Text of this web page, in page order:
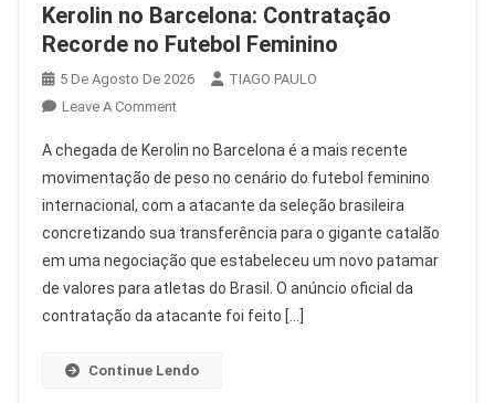
Kerolin no Barcelona: Contratação
Recorde no Futebol Feminino
5 De Agosto De 2026
TIAGO PAULO
Leave A CommentOn
No
Barcelona:
Contratação
Recorde
No
Futebol
Feminino
A chegada de Kerolin no Barcelona é a mais recente
movimentação de peso no cenário do futebol feminino
internacional, com a atacante da seleção brasileira
concretizando sua transferência para o gigante catalão
em uma negociação que estabeleceu um novo patamar
de valores para atletas do Brasil. O anúncio oficial da
contratação da atacante foi feito […]
Continue Lendo